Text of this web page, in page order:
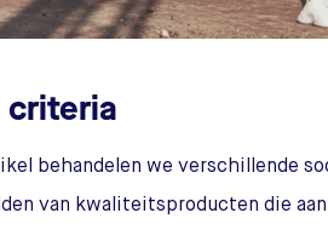
criteria
behandelen we verschillende
van kwaliteitsproducten die